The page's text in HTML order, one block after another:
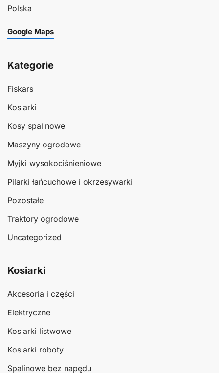
Polska
Google Maps
Kategorie
Fiskars
Kosiarki
Kosy spalinowe
Maszyny ogrodowe
Myjki wysokociśnieniowe
Pilarki łańcuchowe i okrzesywarki
Pozostałe
Traktory ogrodowe
Uncategorized
Kosiarki
Akcesoria i części
Elektryczne
Kosiarki listwowe
Kosiarki roboty
Spalinowe bez napędu